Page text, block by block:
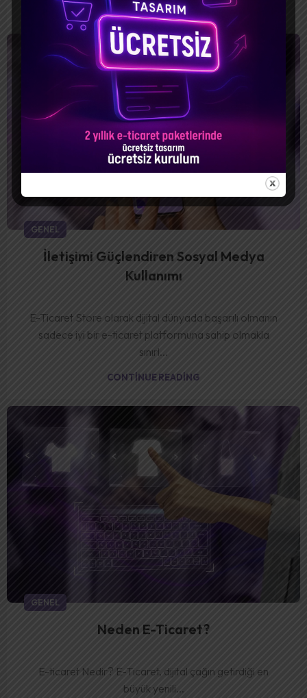
CONTINUE READING
GENEL
İletişimi Güçlendiren Sosyal Medya
Kullanımı
E-Ticaret Store olarak dijital dünyada başarılı olmanın
sadece iyi bir e-ticaret platformuna sahip olmakla
sınırl...
CONTINUE READING
GENEL
Neden E-Ticaret?
E-ticaret Nedir? E-Ticaret, dijital çağın getirdiği en
büyük yenili...